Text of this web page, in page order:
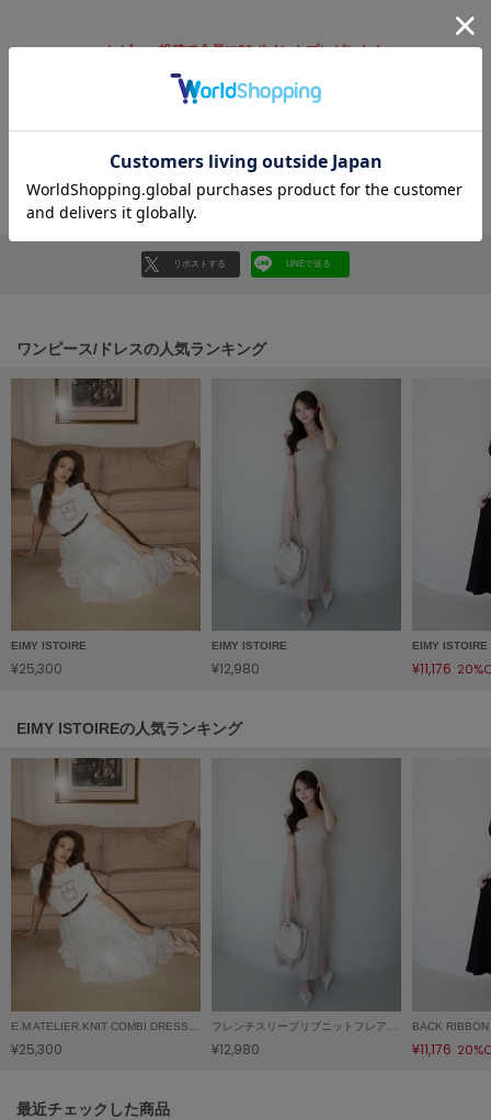
FURFUR
ジェラート ピケ
GELATO PIQUE CAT&DOG
ジェラート ピケ キャットアンドドッグ
グラミチ
Henon.
へノン
HUNTER
ハンター
HOKA ONEONE
ホカ オネオネ
KEEN
キーン
LAATO
ラート
le
le coq sportif
ルコックスポルティフ
LeSportsac
レスポートサック
LILY BROWN
リリーブラウン
レビュー投稿で全員に30ポイントプレゼント！
レビューを書く
リポストする LINEで送る
ワンピース/ドレスの人気ランキング
EIMY ISTOIRE
¥25,300
EIMY ISTOIRE
¥12,980
EIMY ISTOIRE
¥11,176
EIMY ISTOIREの人気ランキング
E.M ATELIER.KNIT COMBI DRESS/イーエムアトリエニットコンビドレス
¥25,300
フレンチスリーブリブニットフレアワンピース
¥12,980 ¥11,176
関連記事
最近チェックした商品